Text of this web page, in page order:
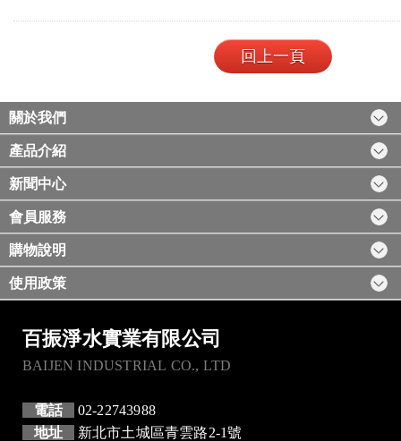
回上一頁
關於我們
產品介紹
新聞中心
會員服務
購物說明
使用政策
百振淨水實業有限公司
BAIJEN INDUSTRIAL CO., LTD
電話
02-22743988
地址
新北市土城區青雲路2-1號